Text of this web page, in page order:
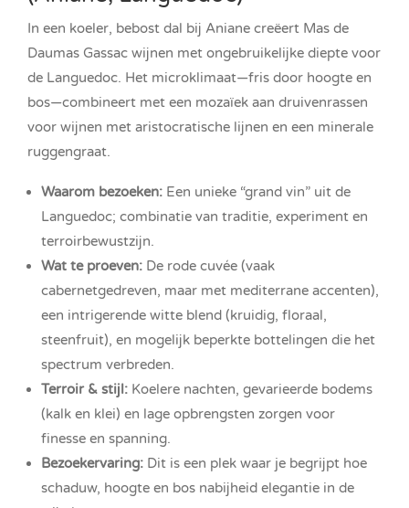
In een koeler, bebost dal bij Aniane creëert Mas de
Daumas Gassac wijnen met ongebruikelijke diepte voor
de Languedoc. Het microklimaat—fris door hoogte en
bos—combineert met een mozaïek aan druivenrassen
voor wijnen met aristocratische lijnen en een minerale
ruggengraat.
Waarom bezoeken: Een unieke “grand vin” uit de
Languedoc; combinatie van traditie, experiment en
terroirbewustzijn.
Wat te proeven: De rode cuvée (vaak
cabernetgedreven, maar met mediterrane accenten),
een intrigerende witte blend (kruidig, floraal,
steenfruit), en mogelijk beperkte bottelingen die het
spectrum verbreden.
Terroir & stijl: Koelere nachten, gevarieerde bodems
(kalk en klei) en lage opbrengsten zorgen voor
finesse en spanning.
Bezoekervaring: Dit is een plek waar je begrijpt hoe
schaduw, hoogte en bos nabijheid elegantie in de